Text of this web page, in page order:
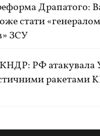
Драпатого:
стати «генералом
ЗСУ
КНДР: РФ атакувала
ракетами